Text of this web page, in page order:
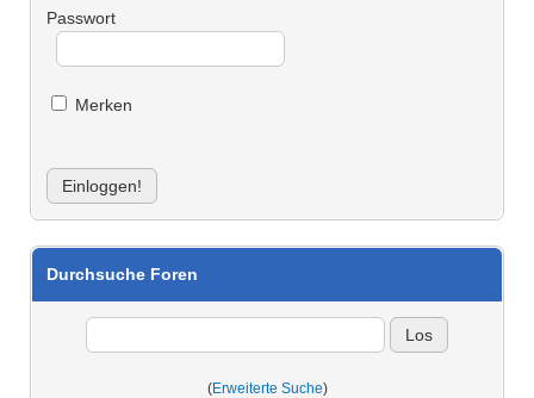
Passwort
Merken
Durchsuche Foren
(Erweiterte Suche)